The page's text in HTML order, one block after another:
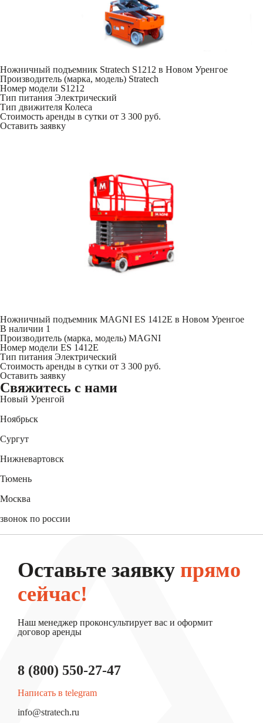
Ножничный подъемник Stratech S1212 в Новом Уренгое
Производитель (марка, модель) Stratech
Номер модели S1212
Тип питания Электрический
Тип движителя Колеса
Стоимость аренды в сутки от 3 300 руб.
Оставить заявку
Ножничный подъемник MAGNI ES 1412E в Новом Уренгое
В наличии 1
Производитель (марка, модель) MAGNI
Номер модели ES 1412E
Тип питания Электрический
Стоимость аренды в сутки от 3 300 руб.
Оставить заявку
Свяжитесь с нами
Новый Уренгой
Ноябрьск
Сургут
Нижневартовск
Тюмень
Москва
звонок по россии
Оставьте заявку прямо
сейчас!
Наш менеджер проконсультирует вас и оформит
договор аренды
8 (800) 550-27-47
Написать в telegram
info@stratech.ru